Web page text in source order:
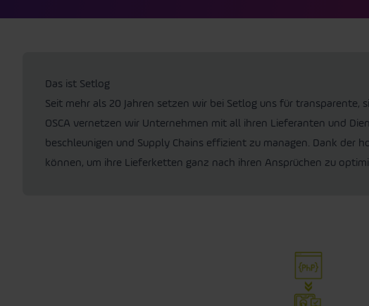
Das ist Setlog
Seit mehr als 20 Jahren setzen wir bei Setlog uns für
OSCA vernetzen wir Unternehmen mit all ihren Lieferanten und
beschleunigen und Supply Chains effizient zu managen. Dank
können, um ihre Lieferketten ganz nach ihren Ansprüchen zu